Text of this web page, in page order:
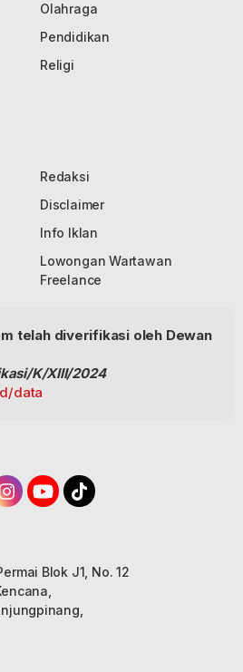
Olahraga
Pendidikan
Religi
Redaksi
Disclaimer
Info Iklan
Lowongan Wartawan
Freelance
telah diverifikasi oleh Dewan
K/XIII/2024
data
Blok J1, No. 12